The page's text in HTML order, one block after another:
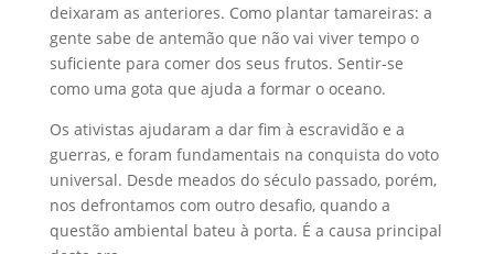
deixaram as anteriores. Como plantar tamareiras: a
gente sabe de antemão que não vai viver tempo o
suficiente para comer dos seus frutos. Sentir-se
como uma gota que ajuda a formar o oceano.
Os ativistas ajudaram a dar fim à escravidão e a
guerras, e foram fundamentais na conquista do voto
universal. Desde meados do século passado, porém,
nos defrontamos com outro desafio, quando a
questão ambiental bateu à porta. É a causa principal